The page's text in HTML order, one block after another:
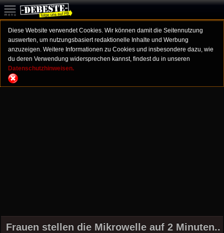
Diese Website verwendet Cookies. Wir können damit die Seitennutzung
auswerten, um nutzungsbasiert redaktionelle Inhalte und Werbung
anzuzeigen. Weitere Informationen zu Cookies und insbesondere dazu, wie
du deren Verwendung widersprechen kannst, findest du in unseren
Datenschutzhinweisen.
Frauen stellen die Mikrowelle auf 2 Minuten..